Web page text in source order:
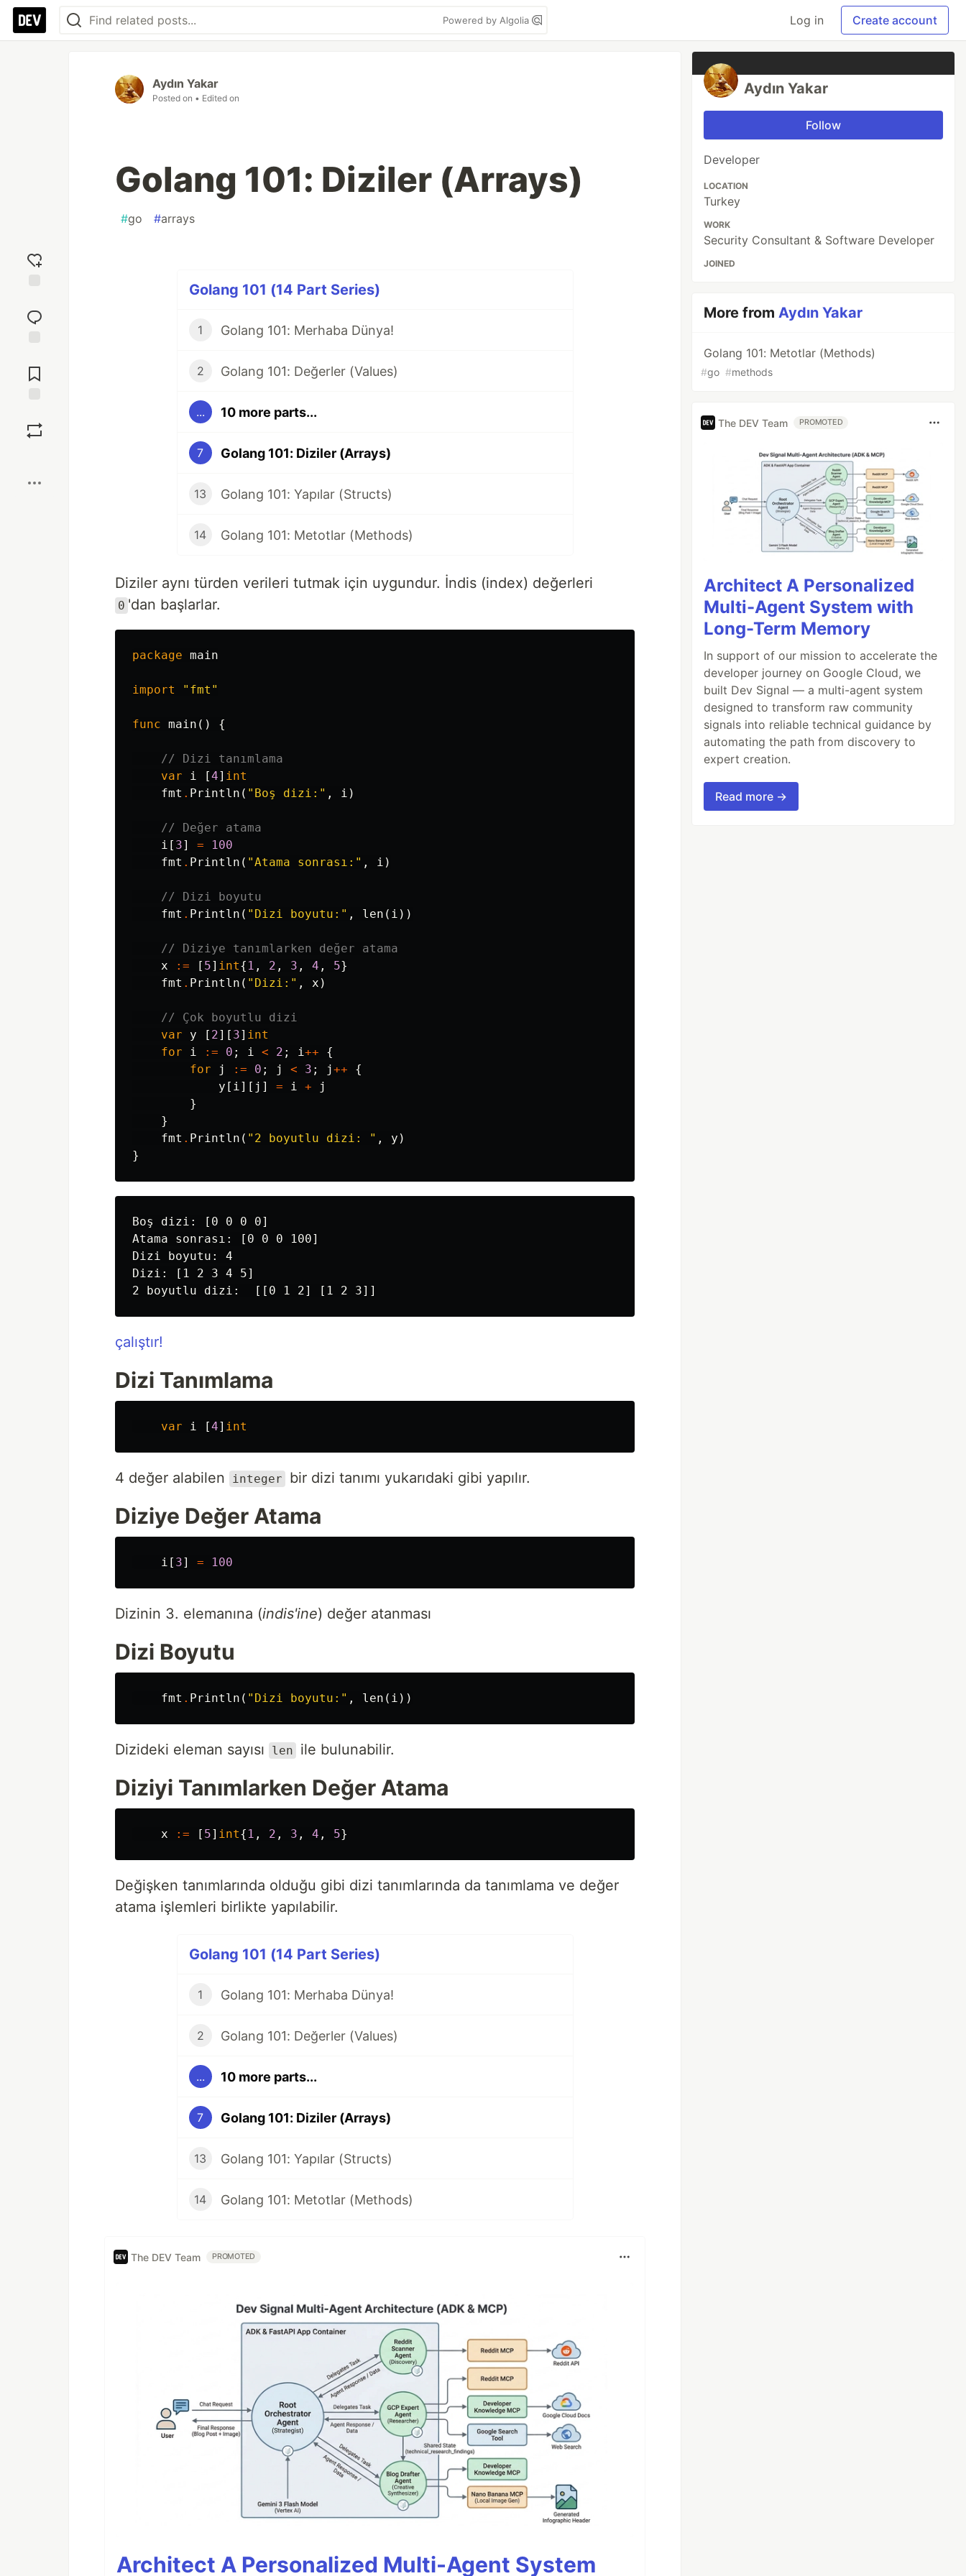
Powered by Algolia Log in Create account
reaction
Comments
Aydın Yakar
Posted on • Edited on
Golang 101: Diziler (Arrays)
#go #arrays
Golang 101 (14 Part Series)
1 Golang 101: Merhaba Dünya!
2 Golang 101: Değerler (Values)
... 10 more parts...
7 Golang 101: Diziler (Arrays)
13 Golang 101: Yapılar (Structs)
14 Golang 101: Metotlar (Methods)
Diziler aynı türden verileri tutmak için uygundur. İndis (index) değerleri
0 'dan başlarlar.
package main
import "fmt"
func main () {
// Dizi tanımlama
var
i [4] int
fmt . Println ( "Boş dizi:" , i )
// Değer atama
i [ 3] =
100
fmt . Println ( "Atama sonrası:" , i )
// Dizi boyutu
fmt . Println ( "Dizi boyutu:" , len ( i ))
// Diziye tanımlarken değer atama
x
:= [ 5] int{ 1 , 2 , 3 , 4 , 5}
fmt . Println ( "Dizi:" , x )
// Çok boyutlu dizi
var
y [ 2][ 3] int
for
i := 0 ; i < 2 ; i++
{
for
j := 0 ; j < 3 ; j++
{
y [ i][ j ] = i +
j
}
}
fmt . Println ( "2 boyutlu dizi: " , y )
}
Boş dizi: [0 0 0 0]
Atama sonrası: [0 0 0 100]
Dizi boyutu: 4
Dizi: [1 2 3 4 5]
çalıştır!
Dizi Tanımlama
var i [4] int
4 değer alabilen integer bir dizi tanımı yukarıdaki gibi yapılır.
Diziye Değer Atama
i [ 3] = 100
Dizinin 3. elemanına (indis'ine) değer atanması
Dizi Boyutu
fmt . Println ( "Dizi boyutu:" , len ( i ))
Dizideki eleman sayısı len ile bulunabilir.
Diziyi Tanımlarken Değer Atama
x := [ 5] int{ 1 , 2 , 3 , 4 , 5}
Değişken tanımlarında olduğu gibi dizi tanımlarında da tanımlama ve değer
atama işlemleri birlikte yapılabilir.
Golang 101 (14 Part Series)
1 Golang 101: Merhaba Dünya!
2 Golang 101: Değerler (Values)
... 10 more parts...
7 Golang 101: Diziler (Arrays)
13 Golang 101: Yapılar (Structs)
14 Golang 101: Metotlar (Methods)
The DEV Team PROMOTED
Architect A Personalized Multi-Agent System
Aydın Yakar
Follow
Developer
LOCATION
Turkey
WORK
Security Consultant & Software Developer
JOINED
More fromAydın Yakar
Golang 101: Metotlar (Methods)
#go #methods
The DEV Team PROMOTED
Architect A Personalized
Multi-Agent System with
Long-Term Memory
In support of our mission to accelerate the
developer journey on Google Cloud, we
built Dev Signal — a multi-agent system
designed to transform raw community
signals into reliable technical guidance by
automating the path from discovery to
expert creation.
Read more →